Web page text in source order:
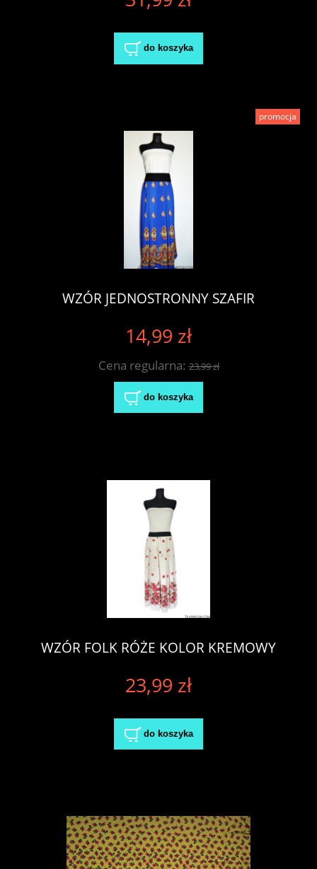
do koszyka
WZÓR JEDNOSTRONNY SZAFIR
14,99 zł
Cena regularna:23,99 zł
do koszyka
promocja
WZÓR FOLK RÓŻE KOLOR KREMOWY
23,99 zł
do koszyka